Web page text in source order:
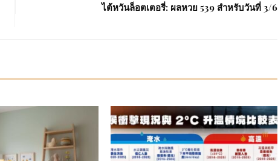
ไต้หวันล็อตเตอรี่: ผลหวย 539 สำหรับวันที่ 3/6